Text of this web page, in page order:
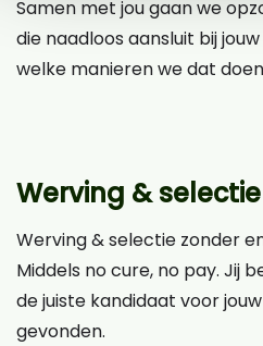
Samen met jou gaan we
die naadloos aansluit bij
welke manieren we dat
Werving & selectie
Werving & selectie zonder
Middels no cure, no pay. Jij
de juiste kandidaat voor
gevonden.